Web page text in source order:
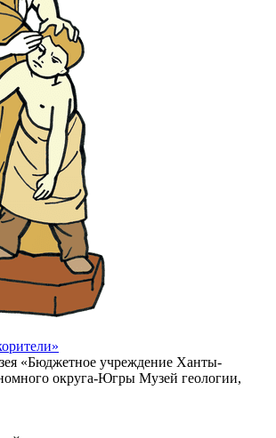
«Бюджетное учреждение Ханты-
округа-Югры Музей геологии,